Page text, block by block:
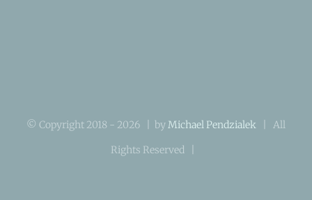
© Copyright 2018 - 2026 | byMichael Pendzialek | All
Rights Reserved |